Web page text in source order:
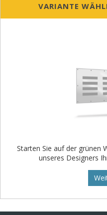
VARIANTE
Starten Sie auf der grünen
unseres Designers